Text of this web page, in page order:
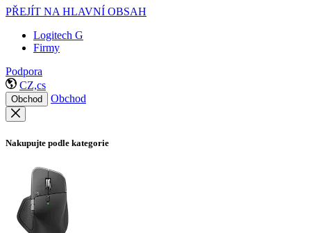
PŘEJÍT NA HLAVNÍ OBSAH
Logitech G
Firmy
Podpora
CZ,cs
Obchod Obchod
Nakupujte podle kategorie